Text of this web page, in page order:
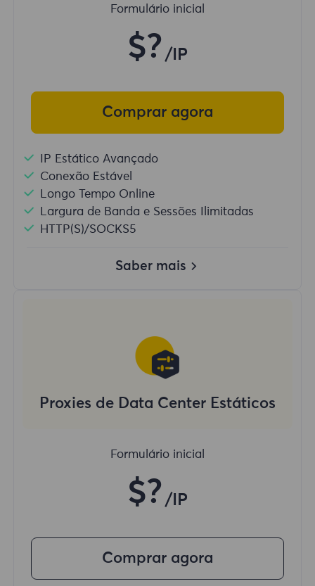
Formulário inicial
$? /IP
Comprar agora
IP Estático Avançado
Conexão Estável
Longo Tempo Online
Largura de Banda e Sessões Ilimitadas
HTTP(S)/SOCKS5
Saber mais
Proxies de Data Center Estáticos
Formulário inicial
$? /IP
Comprar agora